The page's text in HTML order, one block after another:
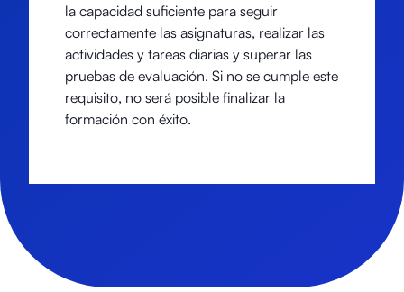
la capacidad suficiente para seguir
correctamente las asignaturas, realizar las
actividades y tareas diarias y superar las
pruebas de evaluación. Si no se cumple este
requisito, no será posible finalizar la
formación con éxito.